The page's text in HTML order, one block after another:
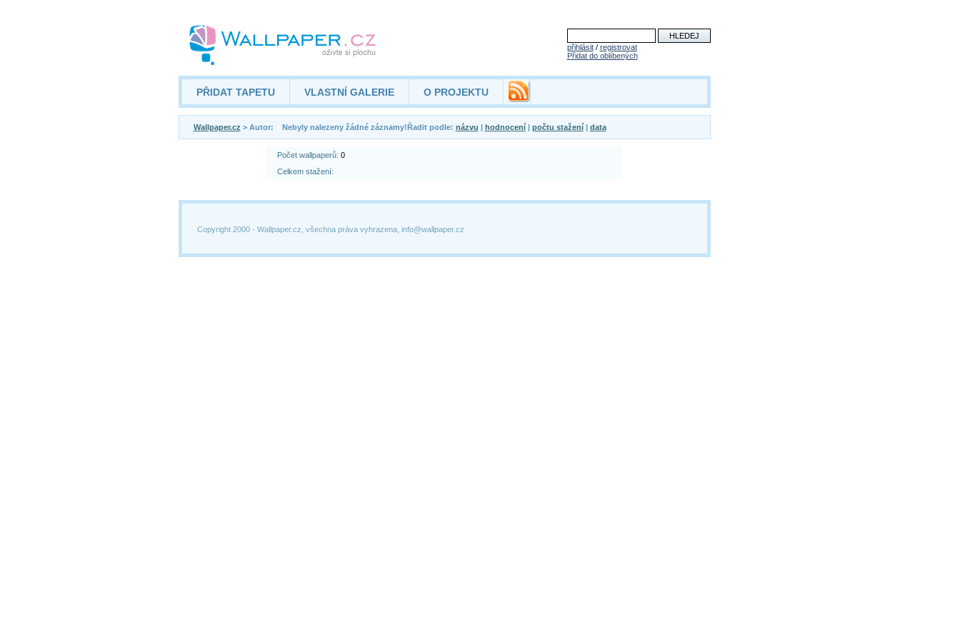
přihlásit/ registrovat
Přidat do oblíbených
PŘIDAT TAPETU VLASTNÍ GALERIE O PROJEKTU
Wallpaper.cz > Autor: Nebyly nalezeny žádné záznamy!Řadit podle: názvu | hodnocení| počtu stažení| data
Počet wallpaperů: 0
Celkem stažení:
Copyright 2000 - Wallpaper.cz, všechna práva vyhrazena, info@wallpaper.cz